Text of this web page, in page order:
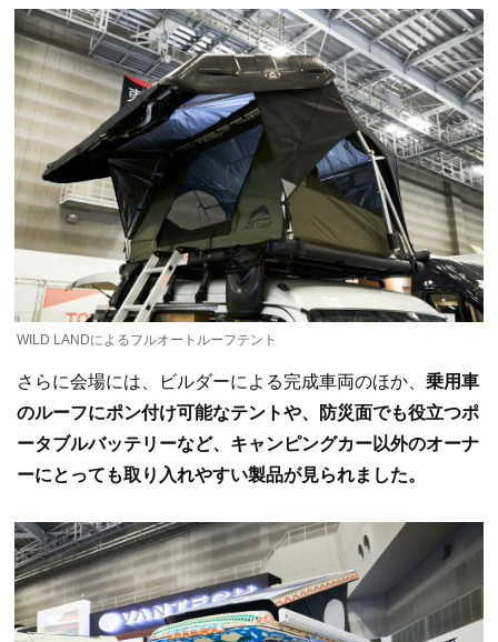
WILD LANDによるフルオートルーフテント
さらに会場には、ビルダーによる完成車両のほか、 乗用車
のルーフにポン付け可能なテントや、防災面でも役立つポ
ータブルバッテリーなど、キャンピングカー以外のオーナ
ーにとっても取り入れやすい製品が見られました。